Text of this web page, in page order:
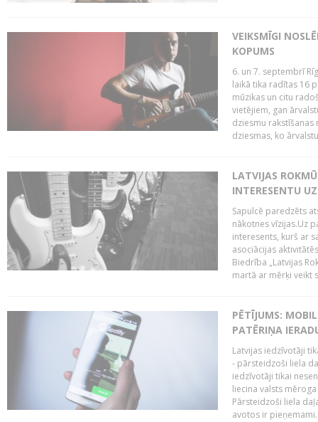
VEIKSMĪGI
KOPUMS
6. un 7. septembrī
laikā tika radītas 16
mūzikas un citu
vietējiem, gan
dziesmu
dziesmas, ko
LATVIJAS
INTERESENTU
Sapulcē paredzēts
nākotnes vīzijas.Uz
interesents, kurš ar
asociācijas
Biedrība „Latvijas
martā ar mērķi veikt
PĒTĪJUMS:
PATĒRIŅA
Latvijas iedzīvotāji
- pārsteidzoši liela
iedzīvotāji tikai
liecina valsts
Pārsteidzoši liela
avotos ir